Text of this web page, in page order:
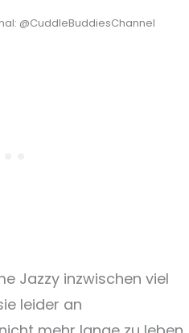
@CuddleBuddiesChannel
Jazzy inzwischen viel
leider an